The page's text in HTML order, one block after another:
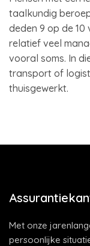
taalkundig
deden 9 op de 10
relatief veel
vooral soms. In
transport of
thuisgewerkt.
Met onze
persoonlijke